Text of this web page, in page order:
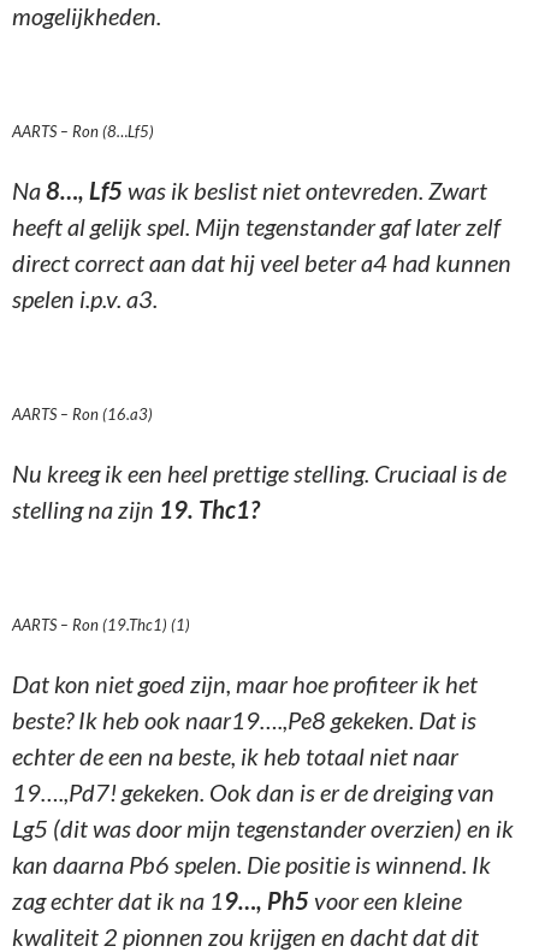
mogelijkheden.
AARTS – Ron (8…Lf5)
Na8…, Lf5 was ik beslist niet ontevreden. Zwart
heeft al gelijk spel. Mijn tegenstander gaf later zelf
direct correct aan dat hij veel beter a4 had kunnen
spelen i.p.v. a3.
AARTS – Ron (16.a3)
Nu kreeg ik een heel prettige stelling. Cruciaal is de
stelling na zijn 19. Thc1?
AARTS – Ron (19.Thc1) (1)
Dat kon niet goed zijn, maar hoe profiteer ik het
beste? Ik heb ook naar19….,Pe8 gekeken. Dat is
echter de een na beste, ik heb totaal niet naar
19….,Pd7! gekeken. Ook dan is er de dreiging van
Lg5 (dit was door mijn tegenstander overzien) en ik
kan daarna Pb6 spelen. Die positie is winnend. Ik
zag echter dat ik na 19…, Ph5 voor een kleine
kwaliteit 2 pionnen zou krijgen en dacht dat dit